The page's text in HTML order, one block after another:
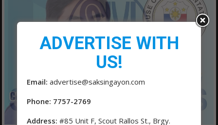
ADVERTISE WITH
US!
Email: advertise@saksingayon.com
Phone: 7757-2769
Address: #85 Unit F, Scout Rallos St., Brgy.